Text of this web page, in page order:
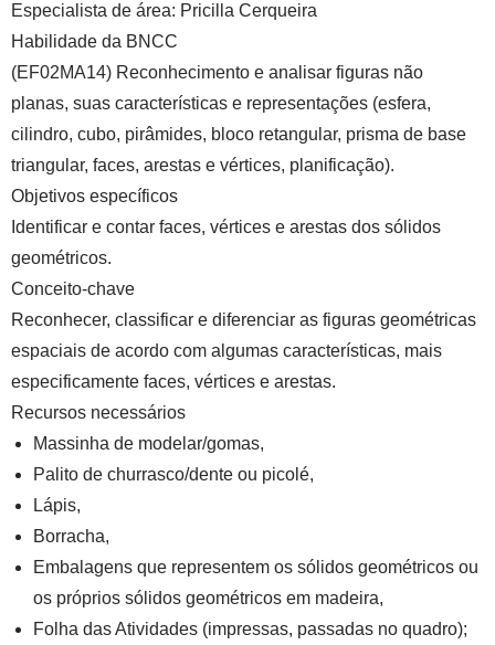
Especialista de área: Pricilla Cerqueira
Habilidade da BNCC
(EF02MA14) Reconhecimento e analisar figuras não
planas, suas características e representações (esfera,
cilindro, cubo, pirâmides, bloco retangular, prisma de base
triangular, faces, arestas e vértices, planificação).
Objetivos específicos
Identificar e contar faces, vértices e arestas dos sólidos
geométricos.
Conceito-chave
Reconhecer, classificar e diferenciar as figuras geométricas
espaciais de acordo com algumas características, mais
especificamente faces, vértices e arestas.
Recursos necessários
Massinha de modelar/gomas,
Palito de churrasco/dente ou picolé,
Lápis,
Borracha,
Embalagens que representem os sólidos geométricos ou
os próprios sólidos geométricos em madeira,
Folha das Atividades (impressas, passadas no quadro);